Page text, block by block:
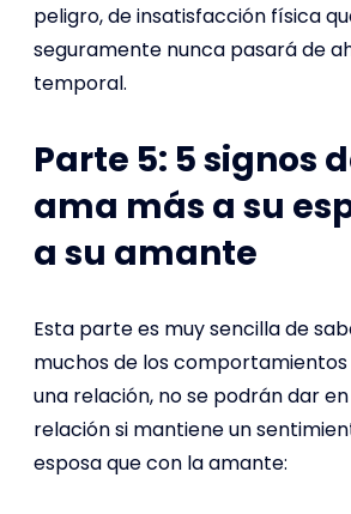
peligro, de insatisfacción física
seguramente nunca pasará de
temporal.
Parte 5: 5 signos
ama más a su
a su amante
Esta parte es muy sencilla de
muchos de los
una relación, no se podrán dar
relación si mantiene un
esposa que con la amante: